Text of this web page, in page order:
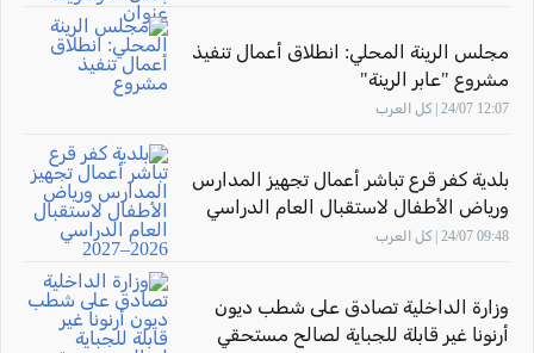
مجلس الرينة المحلي: انطلاق أعمال تنفيذ
مشروع "عابر الرينة"
12:07 24/07 | كل العرب
بلدية كفر قرع تباشر أعمال تجهيز المدارس
ورياض الأطفال لاستقبال العام الدراسي
2026–2027
09:48 24/07 | كل العرب
وزارة الداخلية تصادق على شطب ديون
أرنونا غير قابلة للجباية لصالح مستحقي